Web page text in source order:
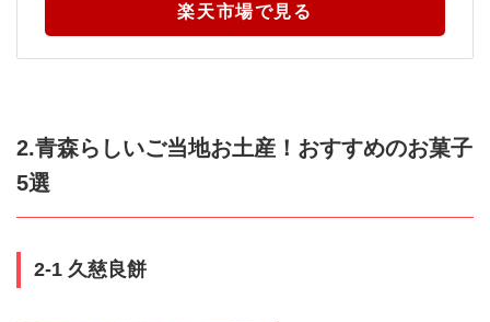
楽天市場で見る
2.青森らしいご当地お土産！おすすめのお菓子
5選
2-1 久慈良餅